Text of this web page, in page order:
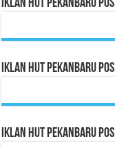
Iklan HUT Pekanbaru Pos
Iklan HUT Pekanbaru Pos
Iklan HUT Pekanbaru Pos